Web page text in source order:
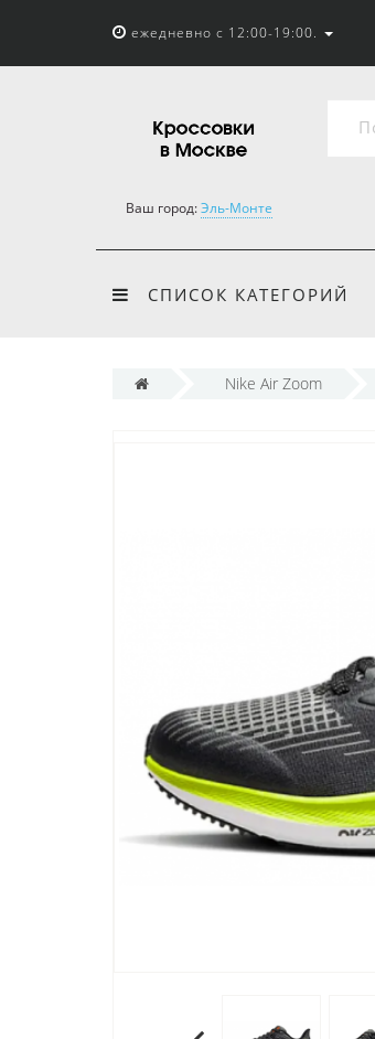
ежедневно с 12:00-19:00.
Ваш город:Эль-Монте
СПИСОК КАТЕГОРИЙ
Nike Air Zoom